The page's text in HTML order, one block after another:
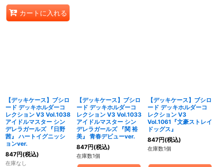
カートに入れる
【デッキケース】ブシロ
ード デッキホルダーコ
レクション V3 Vol.1038
アイドルマスター シン
デレラガールズ 『日野
茜』 ハートイグニッシ
ョンver.
847円(税込)
在庫なし
【デッキケース】ブシロ
ード デッキホルダーコ
レクション V3 Vol.1033
アイドルマスター シン
デレラガールズ 『関 裕
美』 青春デビューver.
847円(税込)
在庫数1個
【デッキケース】ブシロ
ード デッキホルダーコ
レクション V3
Vol.1061『文豪ストレイ
ドッグス』
847円(税込)
在庫数1個